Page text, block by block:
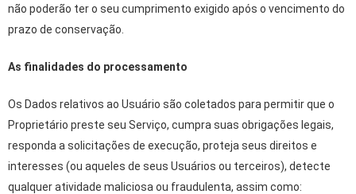
não poderão ter o seu cumprimento exigido após o vencimento do
prazo de conservação.
As finalidades do processamento
Os Dados relativos ao Usuário são coletados para permitir que o
Proprietário preste seu Serviço, cumpra suas obrigações legais,
responda a solicitações de execução, proteja seus direitos e
interesses (ou aqueles de seus Usuários ou terceiros), detecte
qualquer atividade maliciosa ou fraudulenta, assim como: